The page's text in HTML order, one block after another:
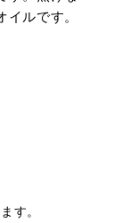
ルです。
す。